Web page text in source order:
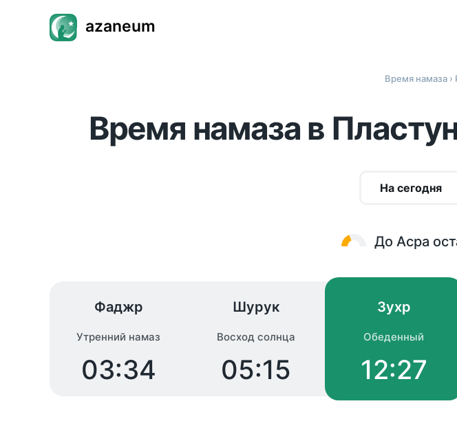
azaneum
Время намаза ›
Время намаза в
На сегодня
До Асра
Фаджр
Утренний намаз
03:34
Шурук
Восход солнца
05:15
Зухр
Обеденный
12:27